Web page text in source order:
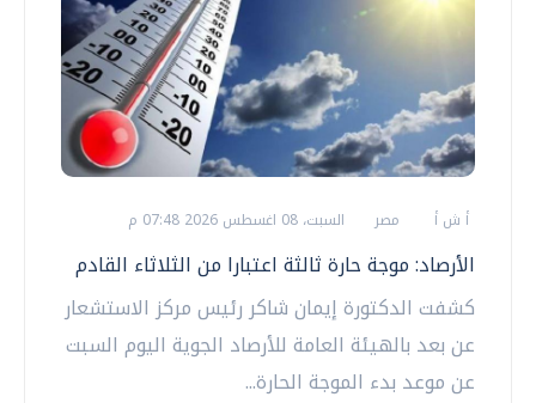
أ ش أ مصر السبت، 08 اغسطس 2026 07:48 م
الأرصاد: موجة حارة ثالثة اعتبارا من الثلاثاء القادم
كشفت الدكتورة إيمان شاكر رئيس مركز الاستشعار
عن بعد بالهيئة العامة للأرصاد الجوية اليوم السبت
عن موعد بدء الموجة الحارة...